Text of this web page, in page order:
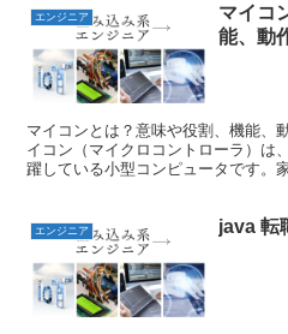
エンジニア
マイコ
能、動
マイコンとは？意味や役割、機能、
イコン（マイクロコントローラ）は
躍している小型コンピュータです。
エンジニア java 転